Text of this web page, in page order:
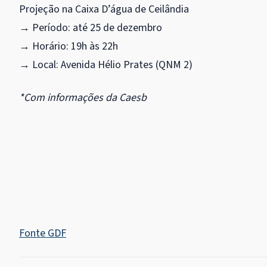
Projeção na Caixa D’água de Ceilândia
→ Período: até 25 de dezembro
→ Horário: 19h às 22h
→ Local: Avenida Hélio Prates (QNM 2)
*Com informações da Caesb
Fonte GDF